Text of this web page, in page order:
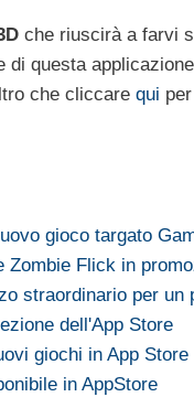
che riuscirà a farvi
di questa
che cliccare qui
gioco targato
Zombie Flick in
straordinario per un
dell'App Store
giochi in App Store
in AppStore